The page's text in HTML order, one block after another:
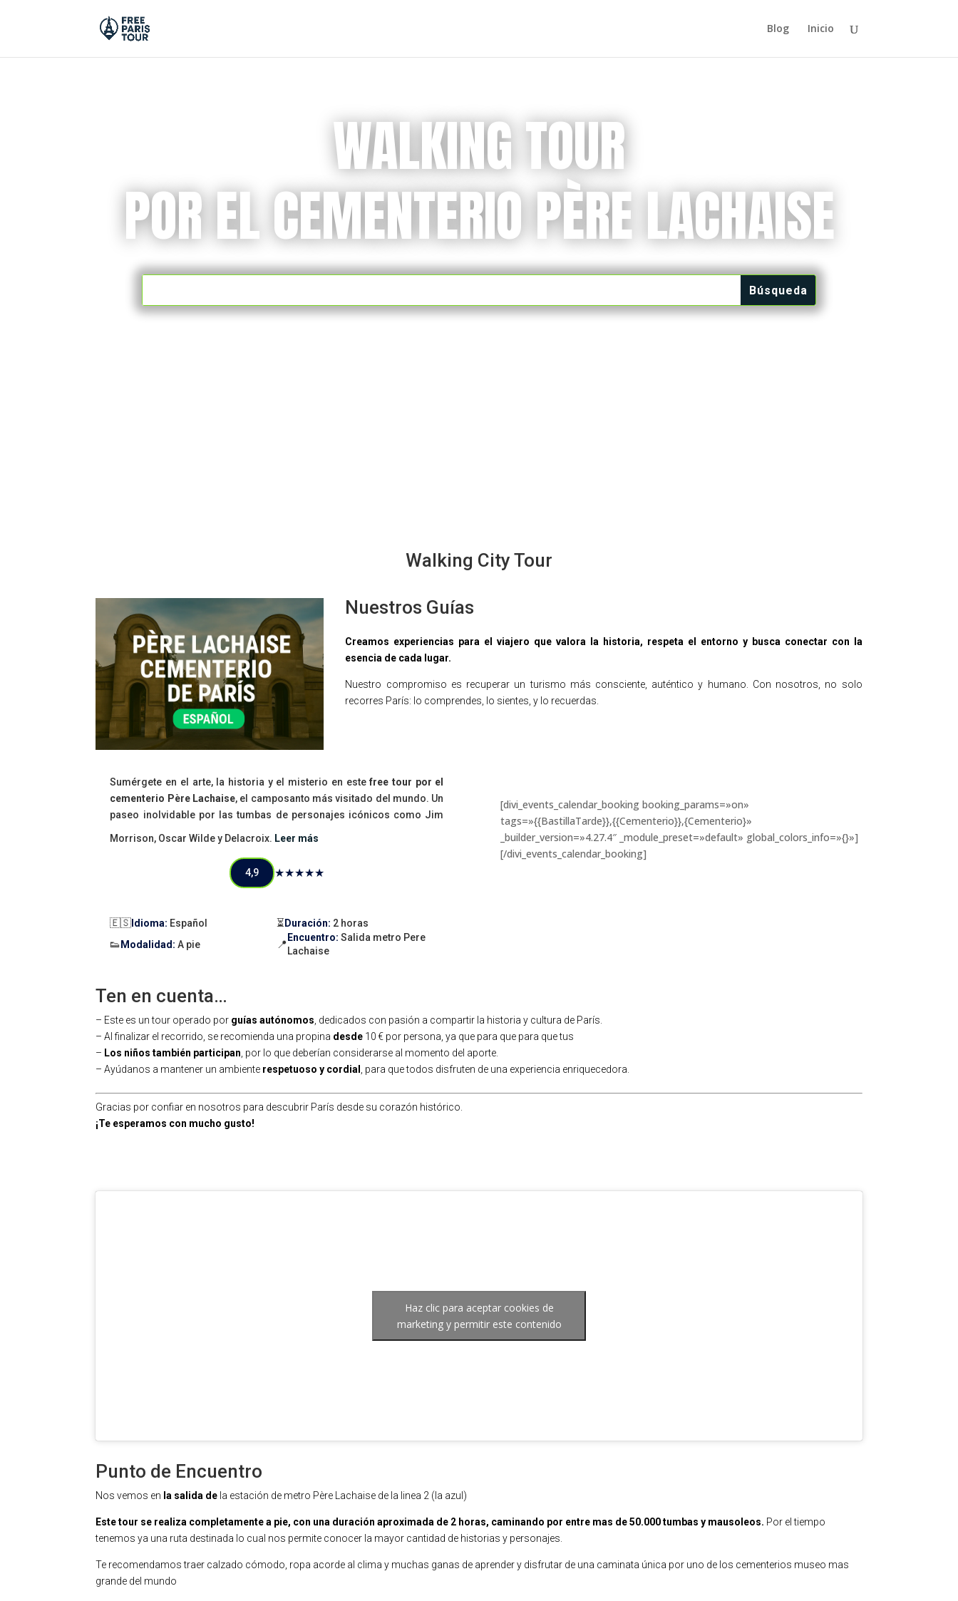
Blog Inicio
WALKING TOUR
POR EL CEMENTERIO PÈRE LACHAISE
Walking City Tour
Nuestros Guías
Creamos experiencias para el viajero que valora la historia, respeta el entorno y busca conectar con la
esencia de cada lugar.
Nuestro compromiso es recuperar un turismo más consciente, auténtico y humano. Con nosotros, no solo
recorres París: lo comprendes, lo sientes, y lo recuerdas.
Sumérgete en el arte, la historia y el misterio en estefree tour por el
cementerio Père Lachaise, el camposanto más visitado del mundo. Un
paseo inolvidable por las tumbas de personajes icónicos como Jim
Morrison, Oscar Wilde y Delacroix. Leer más
4,9 ★★★★★
🇪🇸 Idioma: Español ⏳ Duración: 2 horas
👟 Modalidad: A pie 📍
Encuentro: Salida metro Pere
Lachaise
[divi_events_calendar_booking booking_params=»on»
tags=»{{BastillaTarde}},{{Cementerio}},{Cementerio}»
_builder_version=»4.27.4″ _module_preset=»default» global_colors_info=»{}»]
[/divi_events_calendar_booking]
Ten en cuenta…
– Este es un tour operado por guías autónomos , dedicados con pasión a compartir la historia y cultura de París.
– Al finalizar el recorrido, se recomienda una propina desde 10 € por persona, ya que para que para que tus
– Los niños también participan , por lo que deberían considerarse al momento del aporte.
– Ayúdanos a mantener un ambiente respetuoso y cordial , para que todos disfruten de una experiencia enriquecedora.
Gracias por confiar en nosotros para descubrir París desde su corazón histórico.
¡Te esperamos con mucho gusto!
Haz clic para aceptar cookies de
marketing y permitir este contenido
Punto de Encuentro
Nos vemos en la salida de la estación de metro Père Lachaise​ de la linea 2 (la azul)
Este tour se realiza completamente a pie, con una duración aproximada de 2 horas, caminando por entre mas de 50.000 tumbas y mausoleos. Por el tiempo
tenemos ya una ruta destinada lo cual nos permite conocer la mayor cantidad de historias y personajes.
Te recomendamos traer calzado cómodo, ropa acorde al clima y muchas ganas de aprender y disfrutar de una caminata única por uno de los cementerios museo mas
grande del mundo